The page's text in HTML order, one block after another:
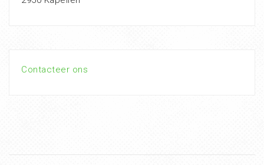
Contacteer ons